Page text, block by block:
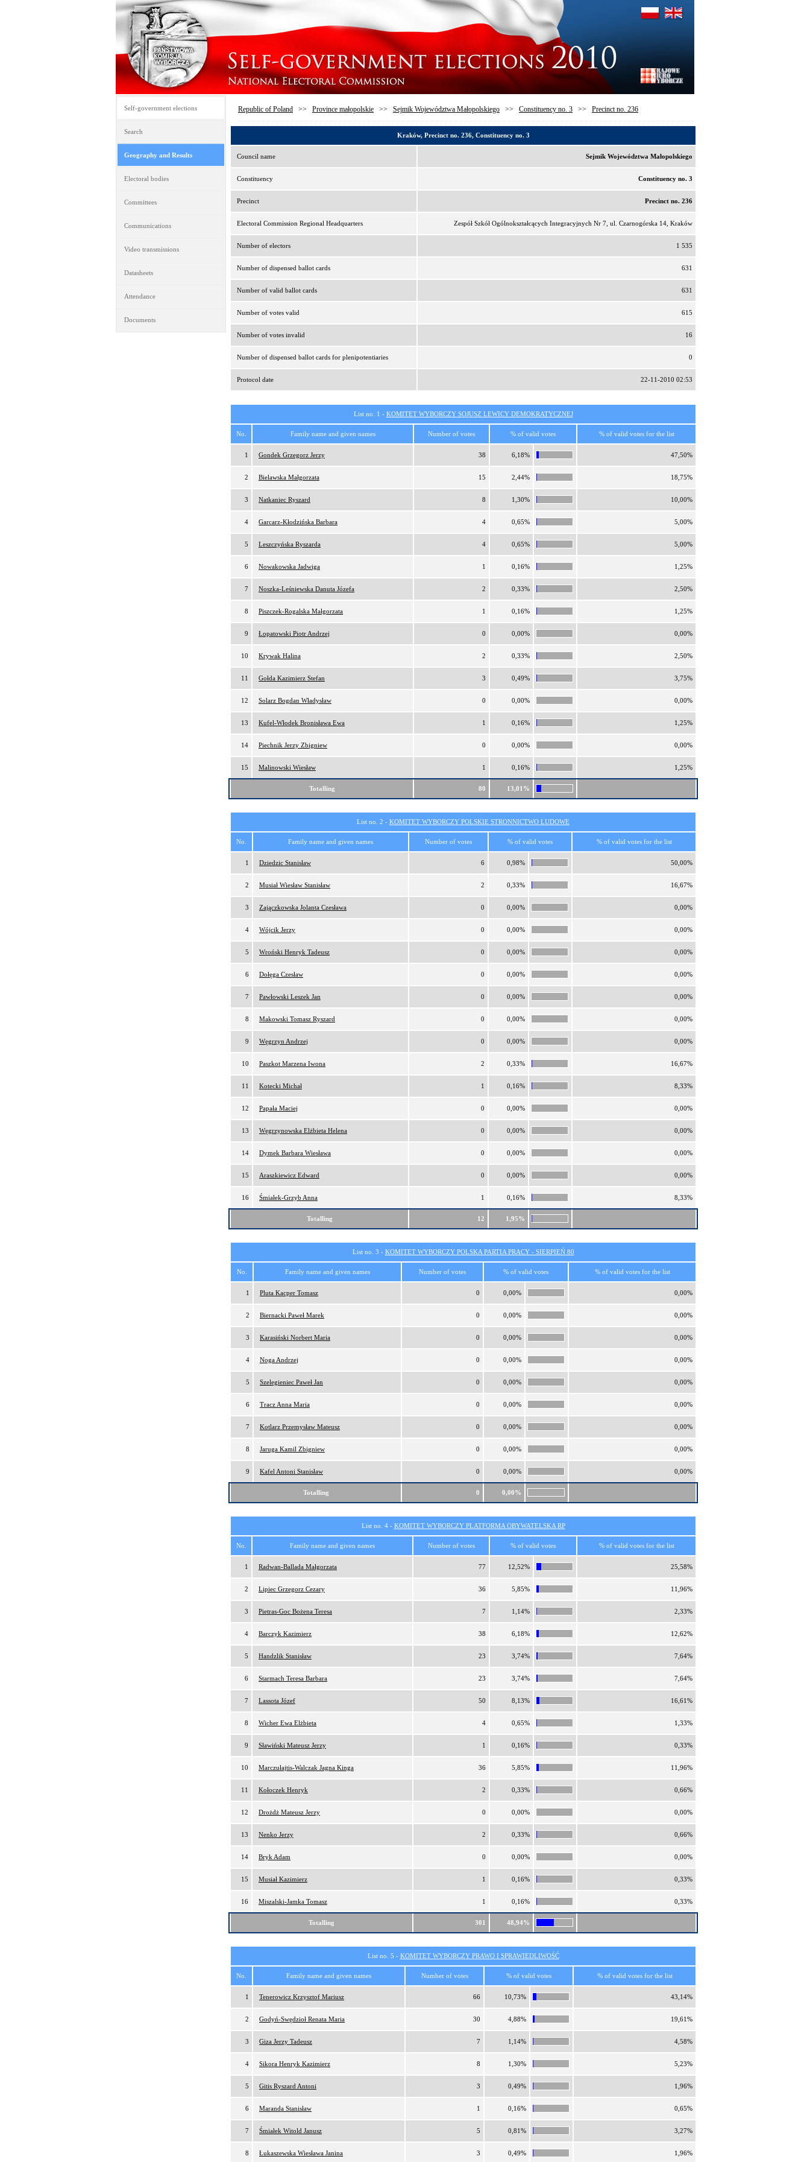
Self-government elections
Search
Geography and Results
Electoral bodies
Committees
Communications
Video transmissions
Datasheets
Attendance
Documents
Republic of Poland >> Province małopolskie >> Sejmik Województwa Małopolskiego >> Constituency no. 3 >> Precinct no. 236
Kraków, Precinct no. 236, Constituency no. 3
Council name Sejmik Województwa Małopolskiego
Constituency Constituency no. 3
Precinct Precinct no. 236
Electoral Commission Regional Headquarters Zespół Szkół Ogólnokształcących Integracyjnych Nr 7, ul. Czarnogórska 14, Kraków
Number of electors 1 535
Number of dispensed ballot cards 631
Number of valid ballot cards 631
Number of votes valid 615
Number of votes invalid 16
Number of dispensed ballot cards for plenipotentiaries 0
Protocol date 22-11-2010 02:53
List no. 1 - KOMITET WYBORCZY SOJUSZ LEWICY DEMOKRATYCZNEJ
No. Family name and given names Number of votes % of valid votes % of valid votes for the list
1 Gondek Grzegorz Jerzy 38 6,18% 47,50%
2 Bielawska Małgorzata 15 2,44% 18,75%
3 Natkaniec Ryszard 8 1,30% 10,00%
4 Garcarz-Kłodzińska Barbara 4 0,65% 5,00%
5 Leszczyńska Ryszarda 4 0,65% 5,00%
6 Nowakowska Jadwiga 1 0,16% 1,25%
7 Noszka-Leśniewska Danuta Józefa 2 0,33% 2,50%
8 Piszczek-Rogalska Małgorzata 1 0,16% 1,25%
9 Łopatowski Piotr Andrzej 0 0,00% 0,00%
10 Krywak Halina 2 0,33% 2,50%
11 Gołda Kazimierz Stefan 3 0,49% 3,75%
12 Solarz Bogdan Władysław 0 0,00% 0,00%
13 Kufel-Włodek Bronisława Ewa 1 0,16% 1,25%
14 Piechnik Jerzy Zbigniew 0 0,00% 0,00%
15 Malinowski Wiesław 1 0,16% 1,25%
Totalling 80 13,01%
List no. 2 - KOMITET WYBORCZY POLSKIE STRONNICTWO LUDOWE
No. Family name and given names Number of votes % of valid votes % of valid votes for the list
1 Dziedzic Stanisław 6 0,98% 50,00%
2 Musiał Wiesław Stanisław 2 0,33% 16,67%
3 Zajączkowska Jolanta Czesława 0 0,00% 0,00%
4 Wójcik Jerzy 0 0,00% 0,00%
5 Wroński Henryk Tadeusz 0 0,00% 0,00%
6 Dołęga Czesław 0 0,00% 0,00%
7 Pawłowski Leszek Jan 0 0,00% 0,00%
8 Makowski Tomasz Ryszard 0 0,00% 0,00%
9 Węgrzyn Andrzej 0 0,00% 0,00%
10 Paszkot Marzena Iwona 2 0,33% 16,67%
11 Kotecki Michał 1 0,16% 8,33%
12 Papała Maciej 0 0,00% 0,00%
13 Węgrzynowska Elżbieta Helena 0 0,00% 0,00%
14 Dymek Barbara Wiesława 0 0,00% 0,00%
15 Araszkiewicz Edward 0 0,00% 0,00%
16 Śmiałek-Grzyb Anna 1 0,16% 8,33%
Totalling 12 1,95%
List no. 3 - KOMITET WYBORCZY POLSKA PARTIA PRACY - SIERPIEŃ 80
No. Family name and given names Number of votes % of valid votes % of valid votes for the list
1 Pluta Kacper Tomasz 0 0,00% 0,00%
2 Biernacki Paweł Marek 0 0,00% 0,00%
3 Karasiński Norbert Maria 0 0,00% 0,00%
4 Noga Andrzej 0 0,00% 0,00%
5 Szelegieniec Paweł Jan 0 0,00% 0,00%
6 Tracz Anna Maria 0 0,00% 0,00%
7 Kotlarz Przemysław Mateusz 0 0,00% 0,00%
8 Jaruga Kamil Zbigniew 0 0,00% 0,00%
9 Kafel Antoni Stanisław 0 0,00% 0,00%
Totalling 0 0,00%
List no. 4 - KOMITET WYBORCZY PLATFORMA OBYWATELSKA RP
No. Family name and given names Number of votes % of valid votes % of valid votes for the list
1 Radwan-Ballada Małgorzata 77 12,52% 25,58%
2 Lipiec Grzegorz Cezary 36 5,85% 11,96%
3 Pietras-Goc Bożena Teresa 7 1,14% 2,33%
4 Barczyk Kazimierz 38 6,18% 12,62%
5 Handzlik Stanisław 23 3,74% 7,64%
6 Starmach Teresa Barbara 23 3,74% 7,64%
7 Lassota Józef 50 8,13% 16,61%
8 Wicher Ewa Elżbieta 4 0,65% 1,33%
9 Sławiński Mateusz Jerzy 1 0,16% 0,33%
10 Marczułajtis-Walczak Jagna Kinga 36 5,85% 11,96%
11 Kołoczek Henryk 2 0,33% 0,66%
12 Drożdż Mateusz Jerzy 0 0,00% 0,00%
13 Nenko Jerzy 2 0,33% 0,66%
14 Bryk Adam 0 0,00% 0,00%
15 Musiał Kazimierz 1 0,16% 0,33%
16 Miszalski-Jamka Tomasz 1 0,16% 0,33%
Totalling 301 48,94%
List no. 5 - KOMITET WYBORCZY PRAWO I SPRAWIEDLIWOŚĆ
No. Family name and given names Number of votes % of valid votes % of valid votes for the list
1 Tenerowicz Krzysztof Mariusz 66 10,73% 43,14%
2 Godyń-Swędzioł Renata Maria 30 4,88% 19,61%
3 Giza Jerzy Tadeusz 7 1,14% 4,58%
4 Sikora Henryk Kazimierz 8 1,30% 5,23%
5 Gitis Ryszard Antoni 3 0,49% 1,96%
6 Maranda Stanisław 1 0,16% 0,65%
7 Śmiałek Witold Janusz 5 0,81% 3,27%
8 Łukaszewska Wiesława Janina 3 0,49% 1,96%